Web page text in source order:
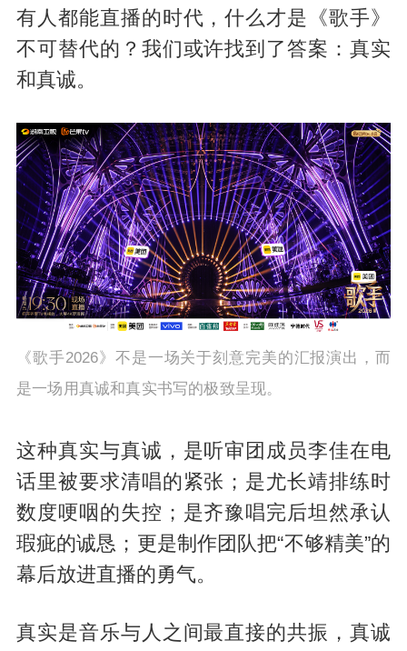
有人都能直播的时代，什么才是《歌手》
不可替代的？我们或许找到了答案：真实
和真诚。
《歌手2026》不是一场关于刻意完美的汇报演出，而
是一场用真诚和真实书写的极致呈现。
这种真实与真诚，是听审团成员李佳在电
话里被要求清唱的紧张；是尤长靖排练时
数度哽咽的失控；是齐豫唱完后坦然承认
瑕疵的诚恳；更是制作团队把“不够精美”的
幕后放进直播的勇气。
真实是音乐与人之间最直接的共振，真诚